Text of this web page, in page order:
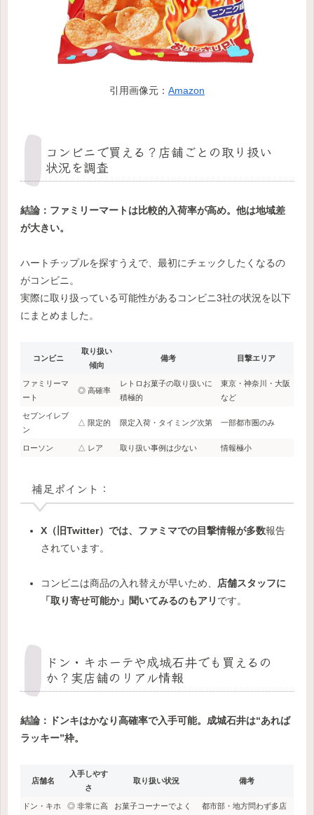
引用画像元： Amazon
コンビニで買える？店舗ごとの取り扱い
状況を調査
結論：ファミリーマートは比較的入荷率が高め。他は地域差
が大きい。
ハートチップルを探すうえで、最初にチェックしたくなるの
がコンビニ。
実際に取り扱っている可能性があるコンビニ3社の状況を以下
にまとめました。
コンビニ
取り扱い
傾向
備考 目撃エリア
ファミリーマ
ート
◎ 高確率
レトロお菓子の取り扱いに
積極的
東京・神奈川・大阪
など
セブンイレブ
ン
△ 限定的 限定入荷・タイミング次第 一部都市圏のみ
ローソン △ レア 取り扱い事例は少ない 情報極小
補足ポイント：
X（旧Twitter）では、ファミマでの目撃情報が多数報告
されています。
コンビニは商品の入れ替えが早いため、
店舗スタッフに
「取り寄せ可能か」聞いてみるのもアリ です。
ドン・キホーテや成城石井でも買えるの
か？実店舗のリアル情報
結論：ドンキはかなり高確率で入手可能。成城石井は“あれば
ラッキー”枠。
店舗名
入手しやす
さ
取り扱い状況 備考
ドン・キホ
◎ 非常に高
お菓子コーナーでよく
都市部・地方問わず多店